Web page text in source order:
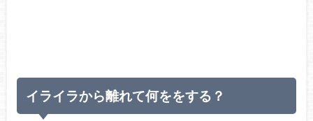
イライラから離れて何ををする？